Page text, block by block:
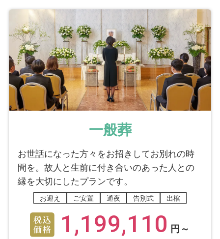
一般葬
お世話になった方々をお招きしてお別れの時
間を。故人と生前に付き合いのあった人との
縁を大切にしたプランです。
お迎え ご安置 通夜 告別式 出棺
1,199,110 円～